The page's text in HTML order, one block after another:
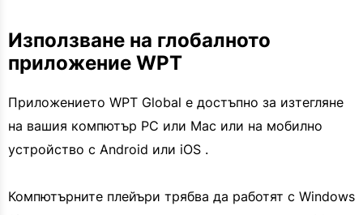
Използване на глобалното
приложение WPT
Приложението WPT Global е достъпно за изтегляне
на вашия компютър PC или Mac или на мобилно
устройство с Android или iOS .
Компютърните плейъри трябва да работят с Windows